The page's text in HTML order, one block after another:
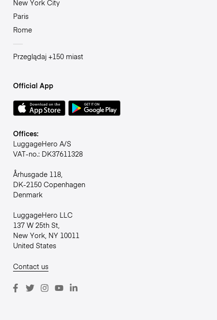
New York City
Paris
Rome
Przeglądaj +150 miast
Official App
Offices:
LuggageHero A/S
VAT-no.: DK37611328
Århusgade 118,
DK-2150 Copenhagen
Denmark
LuggageHero LLC
137 W 25th St,
New York, NY 10011
United States
Contact us